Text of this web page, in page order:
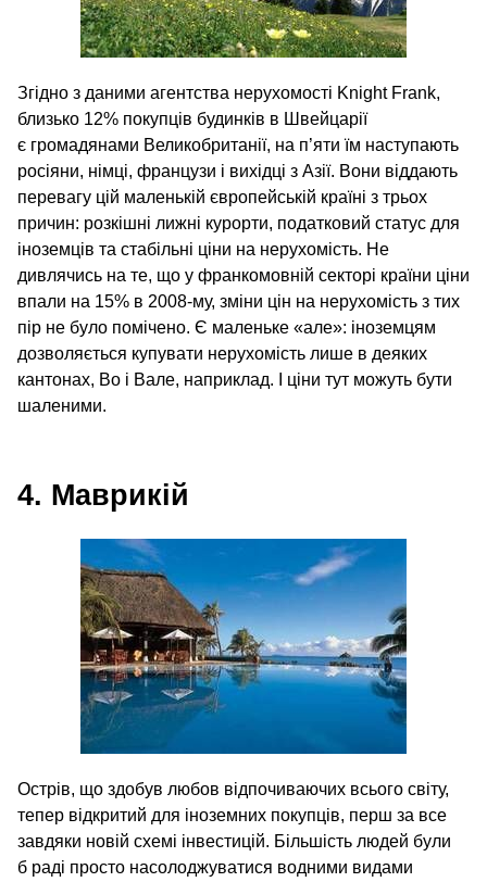
Згідно з даними агентства нерухомості Knight Frank,
близько 12% покупців будинків в Швейцарії
є громадянами Великобританії, на п’яти їм наступають
росіяни, німці, французи і вихідці з Азії. Вони віддають
перевагу цій маленькій європейській країні з трьох
причин: розкішні лижні курорти, податковий статус для
іноземців та стабільні ціни на нерухомість. Не
дивлячись на те, що у франкомовній секторі країни ціни
впали на 15% в 2008-му, зміни цін на нерухомість з тих
пір не було помічено. Є маленьке «але»: іноземцям
дозволяється купувати нерухомість лише в деяких
кантонах, Во і Вале, наприклад. І ціни тут можуть бути
шаленими.
4. Маврикій
Острів, що здобув любов відпочиваючих всього світу,
тепер відкритий для іноземних покупців, перш за все
завдяки новій схемі інвестицій. Більшість людей були
б раді просто насолоджуватися водними видами